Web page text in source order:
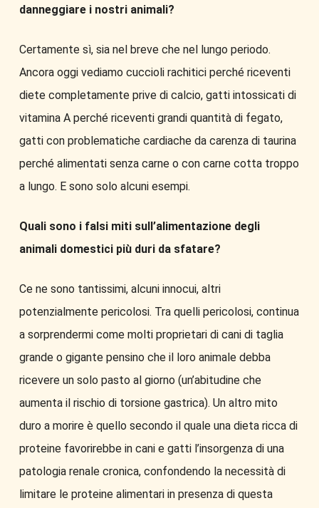
danneggiare i nostri animali?
Certamente sì, sia nel breve che nel lungo periodo.
Ancora oggi vediamo cuccioli rachitici perché riceventi
diete completamente prive di calcio, gatti intossicati di
vitamina A perché riceventi grandi quantità di fegato,
gatti con problematiche cardiache da carenza di taurina
perché alimentati senza carne o con carne cotta troppo
a lungo. E sono solo alcuni esempi.
Quali sono i falsi miti sull’alimentazione degli
animali domestici più duri da sfatare?
Ce ne sono tantissimi, alcuni innocui, altri
potenzialmente pericolosi. Tra quelli pericolosi, continua
a sorprendermi come molti proprietari di cani di taglia
grande o gigante pensino che il loro animale debba
ricevere un solo pasto al giorno (un’abitudine che
aumenta il rischio di torsione gastrica). Un altro mito
duro a morire è quello secondo il quale una dieta ricca di
proteine favorirebbe in cani e gatti l’insorgenza di una
patologia renale cronica, confondendo la necessità di
limitare le proteine alimentari in presenza di questa